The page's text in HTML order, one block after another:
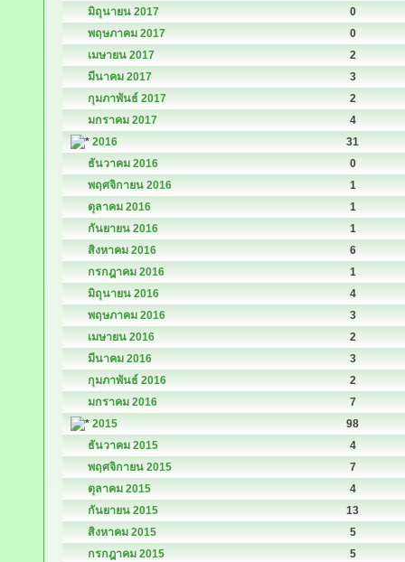
มิถุนายน 2017
0
พฤษภาคม 2017
0
เมษายน 2017
2
มีนาคม 2017
3
กุมภาพันธ์ 2017
2
มกราคม 2017
4
2016
31
ธันวาคม 2016
0
พฤศจิกายน 2016
1
ตุลาคม 2016
1
กันยายน 2016
1
สิงหาคม 2016
6
กรกฎาคม 2016
1
มิถุนายน 2016
4
พฤษภาคม 2016
3
เมษายน 2016
2
มีนาคม 2016
3
กุมภาพันธ์ 2016
2
มกราคม 2016
7
2015
98
ธันวาคม 2015
4
พฤศจิกายน 2015
7
ตุลาคม 2015
4
กันยายน 2015
13
สิงหาคม 2015
5
กรกฎาคม 2015
5